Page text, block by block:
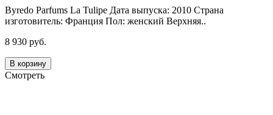
Byredo Parfums La Tulipe Дата выпуска: 2010 Страна
изготовитель: Франция Пол: женский Верхняя..
8 930 руб.
В корзину
Смотреть